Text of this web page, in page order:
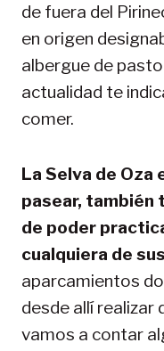
de fuera del
en origen
albergue de
actualidad te
comer.
La Selva de
pasear, también
de poder
cualquiera de
aparcamientos
desde allí realizar
vamos a contar